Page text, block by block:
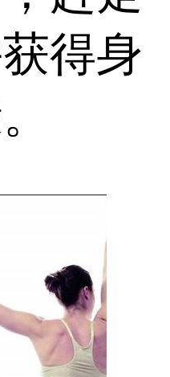
得身